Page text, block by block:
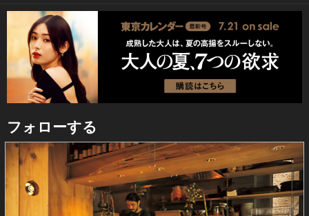
フォローする